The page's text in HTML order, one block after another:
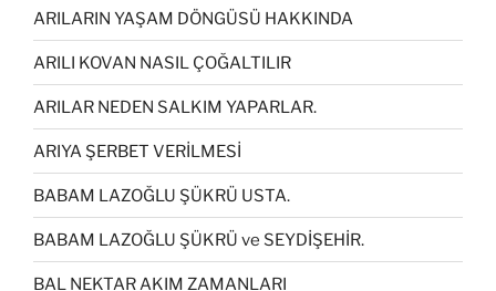
ARILARIN YAŞAM DÖNGÜSÜ HAKKINDA
ARILI KOVAN NASIL ÇOĞALTILIR
ARILAR NEDEN SALKIM YAPARLAR.
ARIYA ŞERBET VERİLMESİ
BABAM LAZOĞLU ŞÜKRÜ USTA.
BABAM LAZOĞLU ŞÜKRÜ ve SEYDİŞEHİR.
BAL NEKTAR AKIM ZAMANLARI